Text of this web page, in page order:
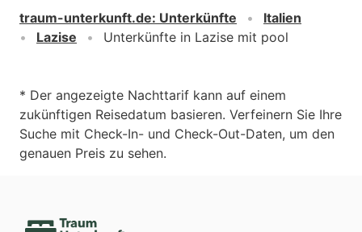
traum-unterkunft.de: Unterkünfte
Italien
Lazise
Unterkünfte in Lazise mit pool
* Der angezeigte Nachttarif kann auf einem
zukünftigen Reisedatum basieren. Verfeinern Sie Ihre
Suche mit Check-In- und Check-Out-Daten, um den
genauen Preis zu sehen.